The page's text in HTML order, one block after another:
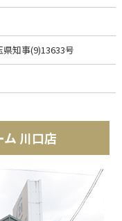
知事(9)13633号
川口店